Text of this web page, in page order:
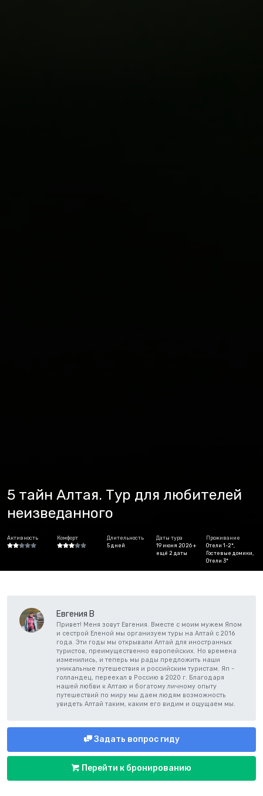
5 тайн Алтая. Тур для любителей
неизведанного
Активность Комфорт
Длительность
5 дней
Даты тура
19 июня 2026 +
ещё 2 даты
Проживание
Отели 1-2*,
Гостевые домики,
Отели 3*
Евгения В
Привет! Меня зовут Евгения. Вместе с моим мужем Япом
и сестрой Еленой мы организуем туры на Алтай с 2016
года. Эти годы мы открывали Алтай для иностранных
туристов, преимущественно европейских. Но времена
изменились, и теперь мы рады предложить наши
уникальные путешествия и российским туристам. Яп -
голландец, переехал в Россию в 2020 г. Благодаря
нашей любви к Алтаю и богатому личному опыту
путешествий по миру мы даем людям возможность
увидеть Алтай таким, каким его видим и ощущаем мы.
Задать вопрос гиду
Перейти к бронированию